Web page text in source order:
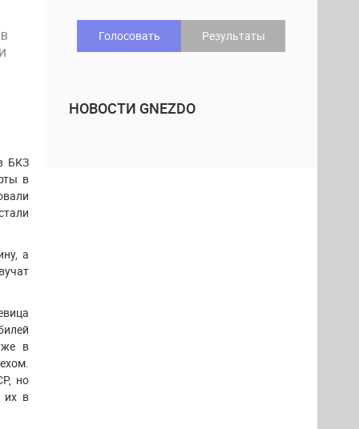
БКЗ
в
а
в
но
их в
Голосовать Результаты
НОВОСТИ GNEZDO